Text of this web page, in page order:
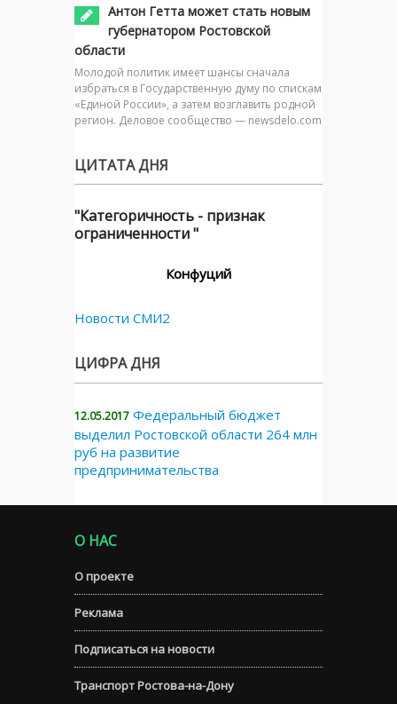
Антон Гетта может стать новым
губернатором Ростовской
области
Молодой политик имеет шансы сначала
избраться в Государственную думу по спискам
«Единой России», а затем возглавить родной
регион. Деловое сообщество — newsdelo.com
ЦИТАТА ДНЯ
"Категоричность - признак
ограниченности "
Конфуций
Новости СМИ2
ЦИФРА ДНЯ
12.05.2017 Федеральный бюджет
выделил Ростовской области 264 млн
руб на развитие
предпринимательства
О НАС
О проекте
Реклама
Подписаться на новости
Транспорт Ростова-на-Дону